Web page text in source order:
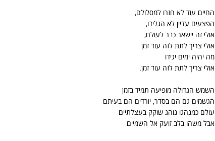
החיים עוד לא חזרו למסלולם,
הפצעים עדיין לא הגלידו,
אולי זה יישאר כבר לעולם,
אולי צריך לתת לזה עוד זמן
מה יהיה ימים יגידו
אולי צריך לתת לזה עוד זמן.
השמש הגדולה מופיעה תמיד בזמן
הגשמים גם הם בסדר, יורדים הם בעיתם
עולם כמנהגו נוהג שוקק בעצלתיים
אבל משהו בלב זועק אל השמיים